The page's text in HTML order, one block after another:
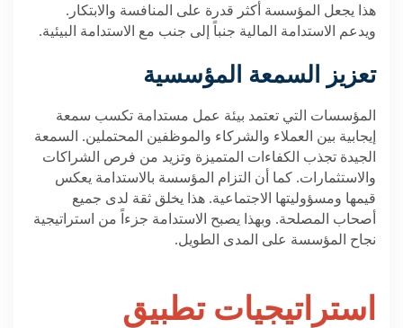
هذا يجعل المؤسسة أكثر قدرة على المنافسة والابتكار.
ويدعم الاستدامة المالية جنباً إلى جنب مع الاستدامة البيئية.
تعزيز السمعة المؤسسية
المؤسسات التي تعتمد بيئة عمل مستدامة تكسب سمعة
إيجابية بين العملاء والشركاء والموظفين المحتملين. السمعة
الجيدة تجذب الكفاءات المتميزة وتزيد من فرص الشراكات
والاستثمارات. كما أن التزام المؤسسة بالاستدامة يعكس
قيمها ومسؤوليتها الاجتماعية. هذا يخلق ثقة لدى جميع
أصحاب المصلحة. وبهذا يصبح الاستدامة جزءاً من استراتيجية
نجاح المؤسسة على المدى الطويل.
استراتيجيات تطبيق